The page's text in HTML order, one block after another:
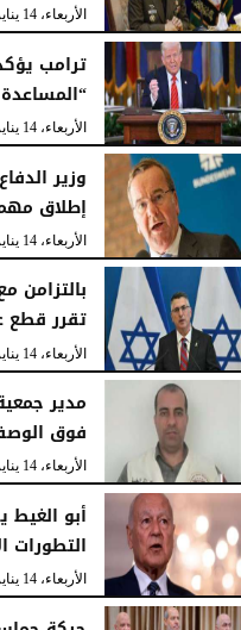
الأربعاء، 14 يناير 2026
ترامب
الأربعاء، 14 يناير 2026
وزير
إطلاق
الأربعاء، 14 يناير 2026
بالتزامن
تقرر قطع
الأربعاء، 14 يناير 2026
مدير
فوق
الأربعاء، 14 يناير 2026
أبو الغيط
التطورات
الأربعاء، 14 يناير 2026